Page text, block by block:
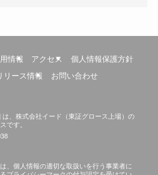
情報 アクセス
個人情報保護方針
リース情報
お問い合わせ
は、株式会社イード（東証グロース上場）の
です。
、個人情報の適切な取扱いを行う事業者に